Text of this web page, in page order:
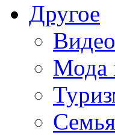
Другое
Мода
Семья